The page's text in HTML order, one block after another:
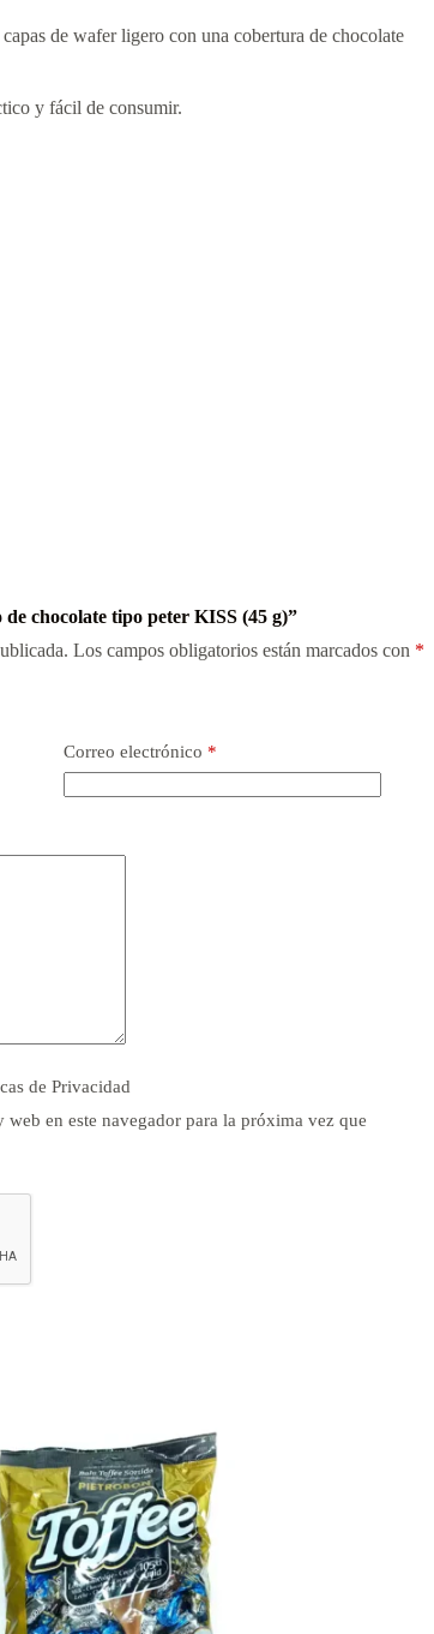
de wafer ligero con una cobertura de chocolate
y fácil de consumir.
chocolate tipo peter KISS (45 g)”
Los campos obligatorios están marcados con *
Correo electrónico *
de Privacidad
en este navegador para la próxima vez que